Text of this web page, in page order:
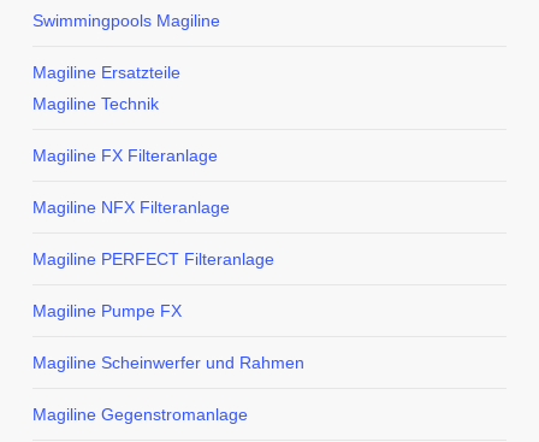
Swimmingpools Magiline
Magiline Ersatzteile
Magiline Technik
Magiline FX Filteranlage
Magiline NFX Filteranlage
Magiline PERFECT Filteranlage
Magiline Pumpe FX
Magiline Scheinwerfer und Rahmen
Magiline Gegenstromanlage